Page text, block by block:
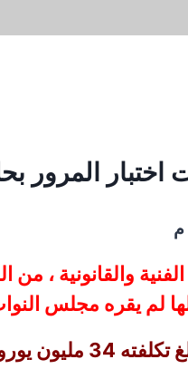
المرور
الفنية
لم يقره مجلس